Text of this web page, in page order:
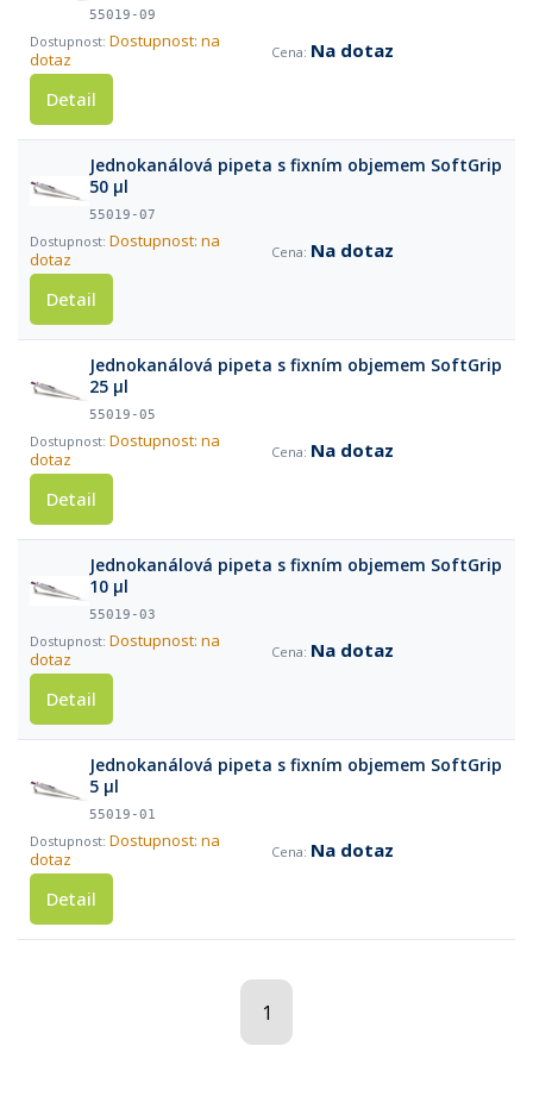
55019-09
Dostupnost: na
dotaz
Na dotaz
Detail
Jednokanálová pipeta s fixním objemem SoftGrip
50 µl
55019-07
Dostupnost: na
dotaz
Na dotaz
Detail
Jednokanálová pipeta s fixním objemem SoftGrip
25 µl
55019-05
Dostupnost: na
dotaz
Na dotaz
Detail
Jednokanálová pipeta s fixním objemem SoftGrip
10 µl
55019-03
Dostupnost: na
dotaz
Na dotaz
Detail
Jednokanálová pipeta s fixním objemem SoftGrip
5 µl
55019-01
Dostupnost: na
dotaz
Na dotaz
Detail
1